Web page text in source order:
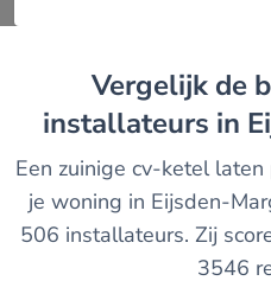
Vergelijk de beste cv-ketel
installateurs in
Een zuinige cv-ketel
je woning in Eijsden-
506 installateurs. Zij
3546